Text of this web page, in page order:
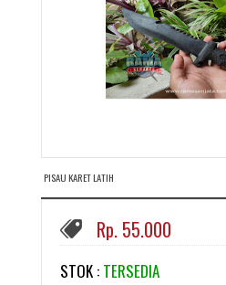
PISAU KARET LATIH
Rp. 55.000
STOK : TERSEDIA